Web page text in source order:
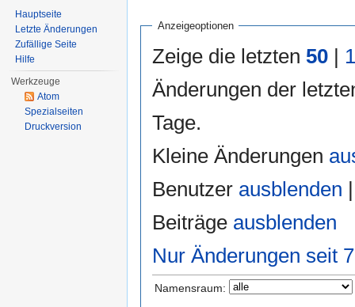
Anzeigeoptionen
Zeige die letzten 50 |
Änderungen der
Tage.
Kleine Änderungen
Benutzer ausblenden
Beiträge ausblenden
Nur Änderungen seit
Namensraum:
Hauptseite
Letzte Änderungen
Zufällige Seite
Hilfe
Werkzeuge
Atom
Spezialseiten
Druckversion